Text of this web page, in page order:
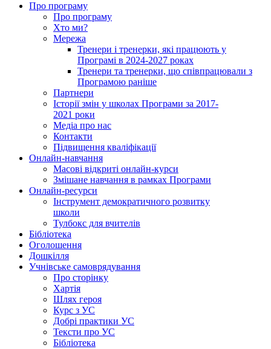
Про програму
Про програму
Хто ми?
Мережа
Тренери і тренерки, які працюють у
Програмі в 2024-2027 роках
Тренери та тренерки, що співпрацювали з
Програмою раніше
Партнери
Історії змін у школах Програми за 2017-
2021 роки
Медіа про нас
Контакти
Підвищення кваліфікації
Онлайн-навчання
Масові відкриті онлайн-курси
Змішане навчання в рамках Програми
Онлайн-ресурси
Інструмент демократичного розвитку
школи
Тулбокс для вчителів
Бібліотека
Оголошення
Дошкілля
Учнівське самоврядування
Про сторінку
Хартія
Шлях героя
Курс з УС
Добрі практики УС
Тексти про УС
Бібліотека